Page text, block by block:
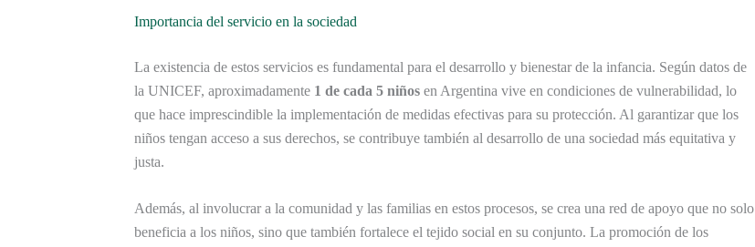
Importancia del servicio en la sociedad
La existencia de estos servicios es fundamental para el desarrollo y bienestar de la infancia. Según datos de
la UNICEF, aproximadamente 1 de cada 5 niños en Argentina vive en condiciones de vulnerabilidad, lo
que hace imprescindible la implementación de medidas efectivas para su protección. Al garantizar que los
niños tengan acceso a sus derechos, se contribuye también al desarrollo de una sociedad más equitativa y
justa.
Además, al involucrar a la comunidad y las familias en estos procesos, se crea una red de apoyo que no solo
beneficia a los niños, sino que también fortalece el tejido social en su conjunto. La promoción de los